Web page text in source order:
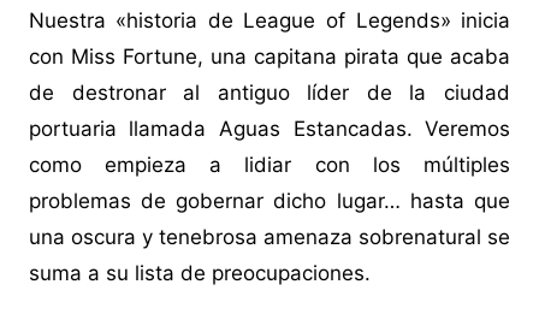
Nuestra «historia de League of Legends» inicia
con Miss Fortune, una capitana pirata que acaba
de destronar al antiguo líder de la ciudad
portuaria llamada Aguas Estancadas. Veremos
como empieza a lidiar con los múltiples
problemas de gobernar dicho lugar… hasta que
una oscura y tenebrosa amenaza sobrenatural se
suma a su lista de preocupaciones.